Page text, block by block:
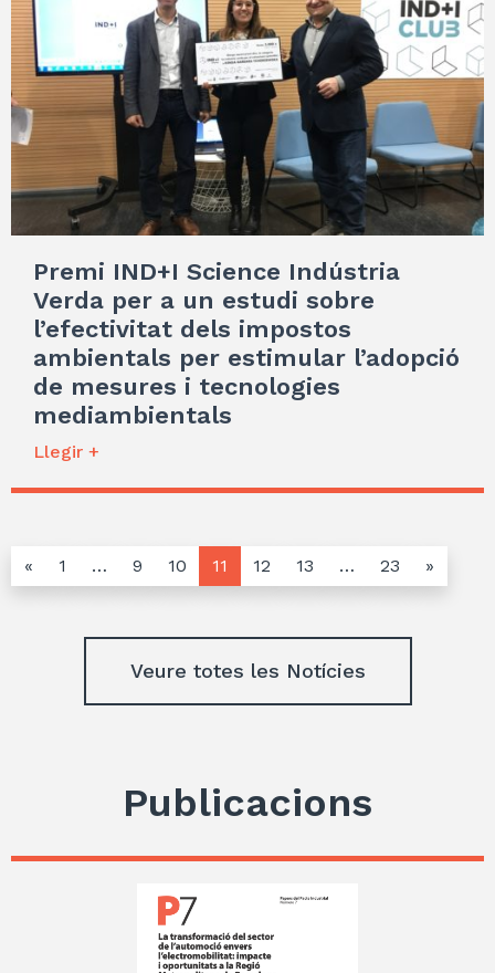
Premi IND+I Science Indústria
Verda per a un estudi sobre
l’efectivitat dels impostos
ambientals per estimular l’adopció
de mesures i tecnologies
mediambientals
Llegir +
« 1 … 9 10 11 12 13 … 23 »
Veure totes les Notícies
Publicacions